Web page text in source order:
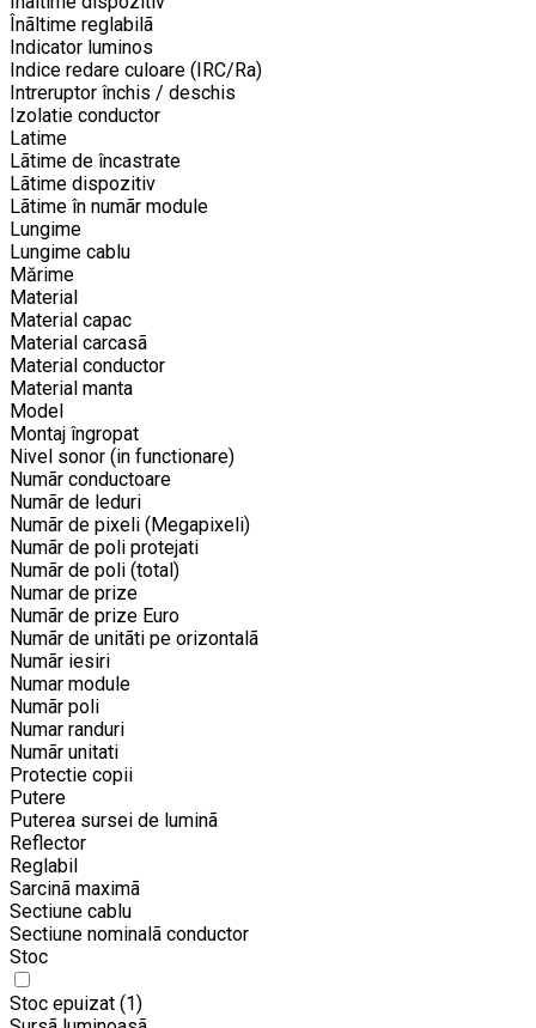
Înãltime reglabilã
Indicator luminos
Indice redare culoare (IRC/Ra)
Intreruptor închis / deschis
Izolatie conductor
Latime
Lãtime de încastrate
Lãtime dispozitiv
Lãtime în numãr module
Lungime
Lungime cablu
Mărime
Material
Material capac
Material carcasã
Material conductor
Material manta
Model
Montaj îngropat
Nivel sonor (in functionare)
Numãr conductoare
Numãr de leduri
Numãr de pixeli (Megapixeli)
Numãr de poli protejati
Numãr de poli (total)
Numar de prize
Numãr de prize Euro
Numãr de unitãti pe orizontalã
Numãr iesiri
Numar module
Numãr poli
Numar randuri
Numãr unitati
Protectie copii
Putere
Puterea sursei de luminã
Reflector
Reglabil
Sarcinã maximã
Sectiune cablu
Sectiune nominalã conductor
Stoc
Stoc epuizat (1)